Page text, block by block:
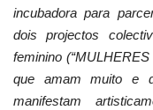
incubadora para
dois projectos
feminino
que amam muito e
manifestam